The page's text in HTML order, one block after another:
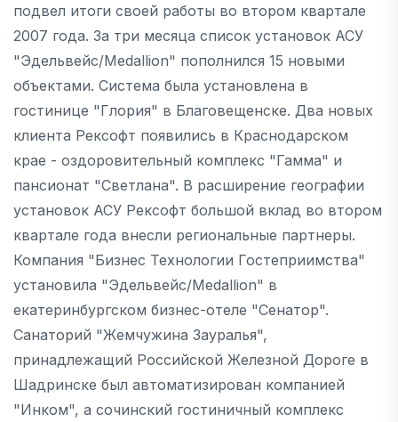
подвел итоги своей работы во втором квартале
2007 года. За три месяца список установок АСУ
"Эдельвейс/Medallion" пополнился 15 новыми
объектами. Система была установлена в
гостинице "Глория" в Благовещенске. Два новых
клиента Рексофт появились в Краснодарском
крае - оздоровительный комплекс "Гамма" и
пансионат "Светлана". В расширение географии
установок АСУ Рексофт большой вклад во втором
квартале года внесли региональные партнеры.
Компания "Бизнес Технологии Гостеприимства"
установила "Эдельвейс/Medallion" в
екатеринбургском бизнес-отеле "Сенатор".
Санаторий "Жемчужина Зауралья",
принадлежащий Российской Железной Дороге в
Шадринске был автоматизирован компанией
"Инком", а сочинский гостиничный комплекс